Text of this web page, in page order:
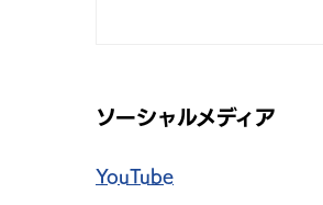
ソーシャルメディア
YouTube